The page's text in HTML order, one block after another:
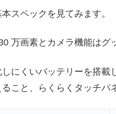
スペックを見てみます。
万画素とカメラ機能はグ
にくいバッテリーを搭
こと、らくらくタッチパ